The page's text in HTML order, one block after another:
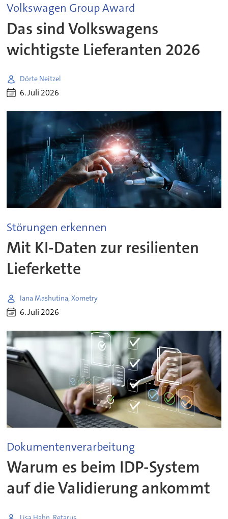
Volkswagen Group Award
Das sind Volkswagens
wichtigste Lieferanten 2026
Dörte Neitzel
6. Juli 2026
Störungen erkennen
Mit KI-Daten zur resilienten
Lieferkette
Iana Mashutina, Xometry
6. Juli 2026
Dokumentenverarbeitung
Warum es beim IDP-System
auf die Validierung ankommt